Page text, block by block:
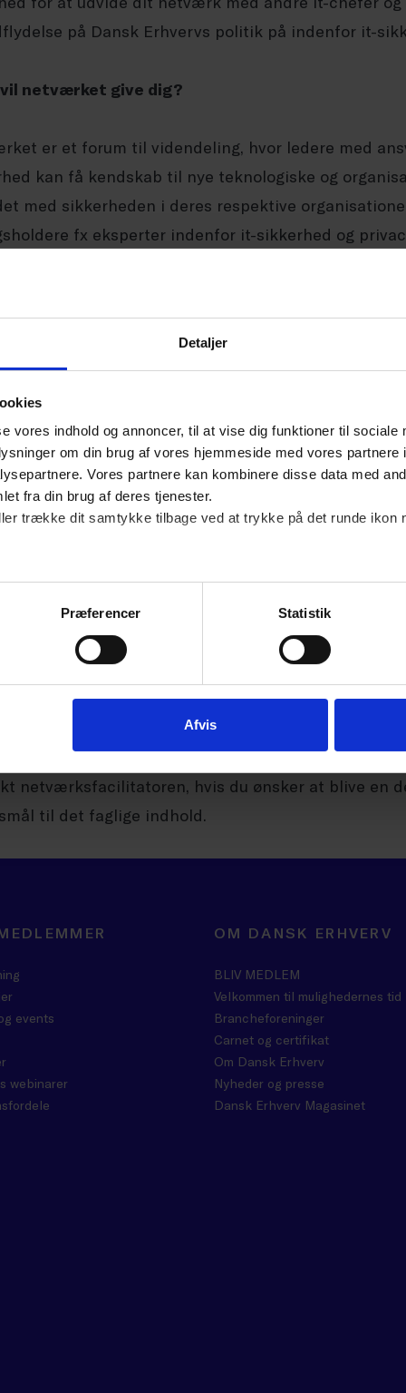
Detaljer
vores indhold og annoncer, til at vise dig funktioner til sociale
om din brug af vores hjemmeside med vores partnere
Vores partnere kan kombinere disse data med
fra din brug af deres tjenester.
trække dit samtykke tilbage ved at trykke på det runde ikon
Præferencer Statistik
Afvis
på Dansk Erhvervs politik på indenfor it-
netværket give dig?
er et forum til videndeling, hvor ledere med
kan få kendskab til nye teknologiske og
med sikkerheden i deres respektive
fx eksperter indenfor it-sikkerhed og
inddrages derudover i de politiske og
på it-sikkerhedsområdet. Derved får
Erhverv arbejder for og de tilbud, medlemmerne
og indhold
mødes fem gange årligt. Emnerne og
ud fra det input og de ønsker, netværkets
ledelsesrapportering, brug af ISO og andre
kan blive en del af netværket
er for Dansk Erhverv medlemsvirksomheder.
forskellige brancher. Fælles for dem er, at de har
digitalt modne og har behov for et højt
netværksfacilitatoren, hvis du ønsker at blive en
til det faglige indhold.
events
webinarer
OM DANSK ERHVERV
BLIV MEDLEM
Velkommen til mulighedernes tid
Brancheforeninger
Carnet og certifikat
Om Dansk Erhverv
Nyheder og presse
Dansk Erhverv Magasinet